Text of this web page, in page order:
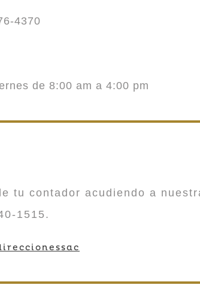
4370
de 8:00 am a 4:00 pm
tu contador acudiendo a
1515.